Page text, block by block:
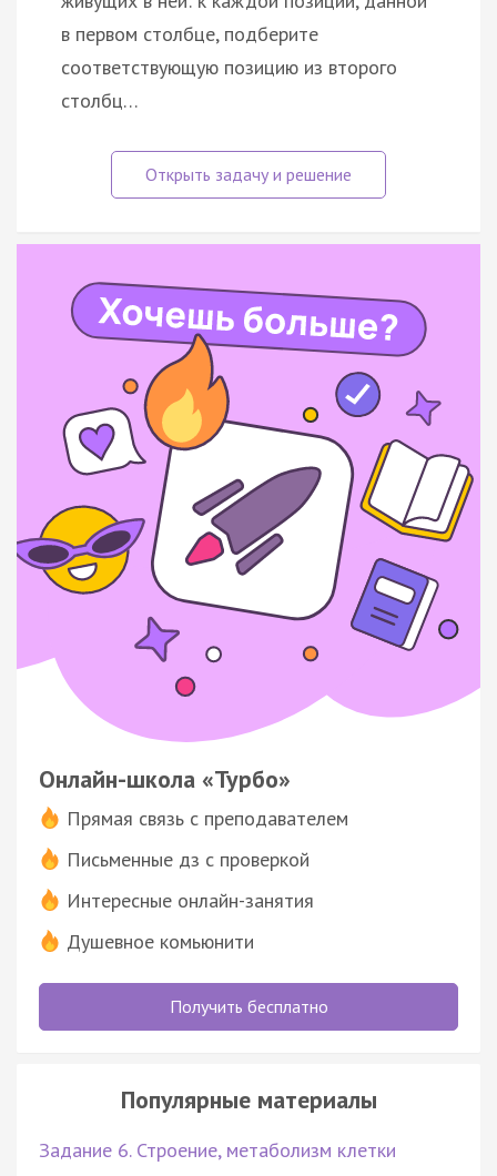
в первом столбце, подберите
соответствующую позицию из второго
столбц…
Онлайн-школа «Турбо»
Прямая связь с преподавателем
Письменные дз с проверкой
Интересные онлайн-занятия
Душевное комьюнити
Получить бесплатно
Популярные материалы
Задание 6. Строение, метаболизм клетки